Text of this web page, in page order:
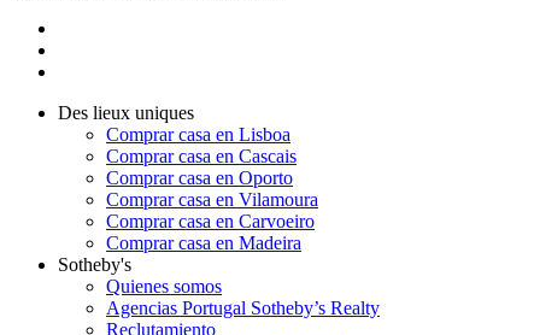
Des lieux uniques
Comprar casa en Lisboa
Comprar casa en Cascais
Comprar casa en Oporto
Comprar casa en Vilamoura
Comprar casa en Carvoeiro
Comprar casa en Madeira
Sotheby's
Quienes somos
Agencias Portugal Sotheby’s Realty
Reclutamiento